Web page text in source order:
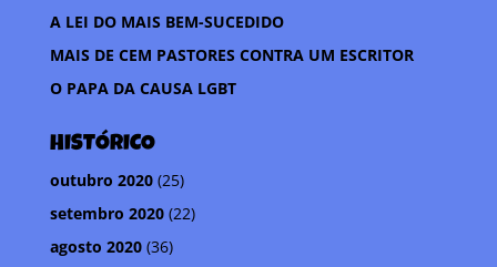
k
p
i
l
h
A LEI DO MAIS BEM-SUCEDIDO
MAIS DE CEM PASTORES CONTRA UM ESCRITOR
O PAPA DA CAUSA LGBT
HISTÓRICO
outubro 2020(25)
setembro 2020(22)
agosto 2020(36)